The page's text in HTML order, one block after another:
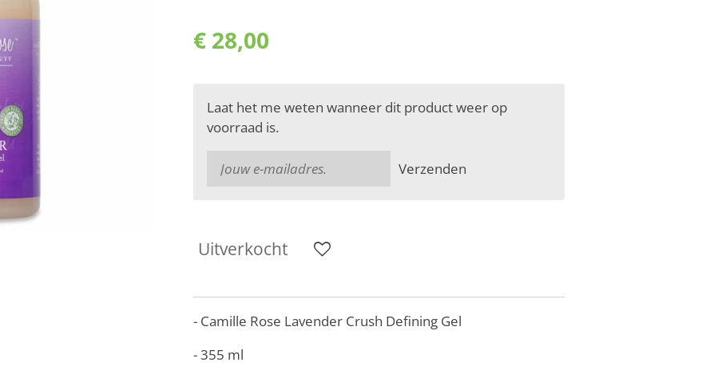
€ 28,00
Laat het me weten wanneer dit product weer op
voorraad is.
Verzenden
Uitverkocht
- Camille Rose Lavender Crush Defining Gel
- 355 ml